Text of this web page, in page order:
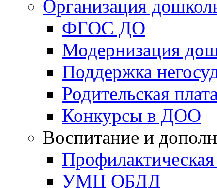
Организация
ФГОС ДО
Модернизация
Поддержка
Родительская
Конкурсы в ДОО
Воспитание и
Профилактическая
УМЦ ОБДД